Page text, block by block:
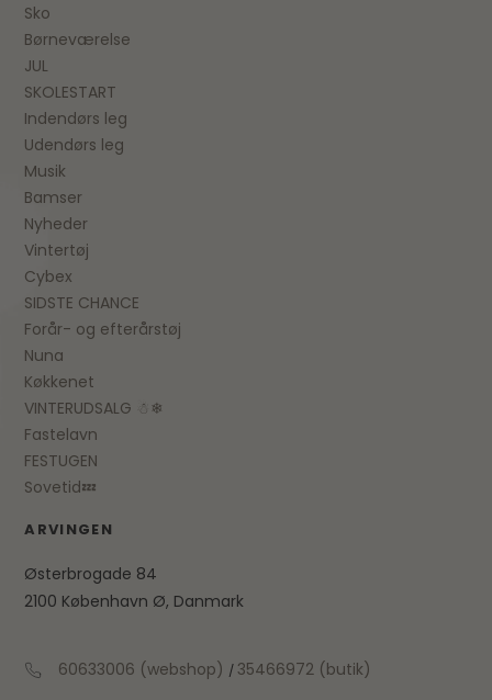
Sko
Børneværelse
JUL
SKOLESTART
Indendørs leg
Udendørs leg
Musik
Bamser
Nyheder
Vintertøj
Cybex
SIDSTE CHANCE
Forår- og efterårstøj
Nuna
Køkkenet
VINTERUDSALG ☃❄
Fastelavn
FESTUGEN
Sovetid💤
ARVINGEN
Østerbrogade 84
2100 København Ø, Danmark
60633006 (webshop) / 35466972 (butik)